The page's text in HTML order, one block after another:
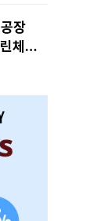
장
체